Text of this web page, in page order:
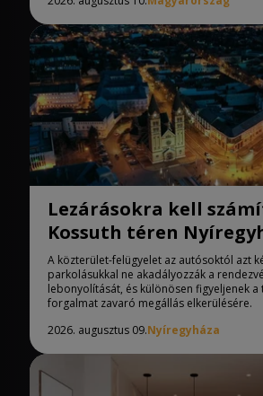
Lezárásokra kell
Kossuth téren
A közterület-felügyelet az autósoktól azt
parkolásukkal ne akadályozzák a
lebonyolítását, és különösen figyeljenek a
forgalmat zavaró megállás elkerülésére.
2026. augusztus 09.Nyíregyháza